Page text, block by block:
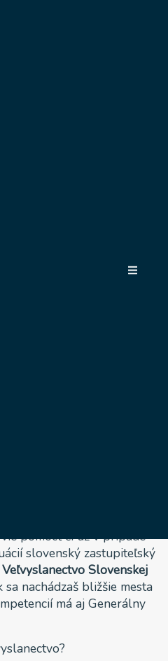
pomôcť či už v prípade
slovenský zastupiteľský
Veľvyslanectvo Slovenskej
sa nachádzaš bližšie mesta
má aj Generálny